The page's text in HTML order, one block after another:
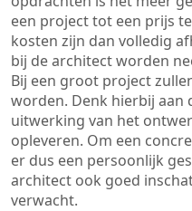
een project tot een prijs
kosten zijn dan volledig
bij de architect worden
Bij een groot project
worden. Denk hierbij aan
uitwerking van het
opleveren. Om een
er dus een persoonlijk
architect ook goed
verwacht.